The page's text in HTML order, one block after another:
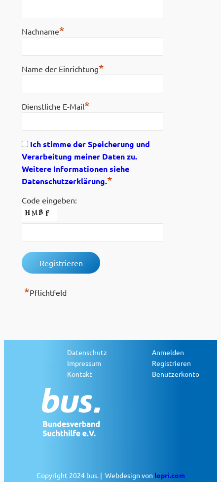
Nachname*
Name der Einrichtung*
Dienstliche E-Mail*
Ich stimme der Speicherung und
Verarbeitung meiner Daten zu.
Weitere Informationen siehe
Datenschutzerklärung.*
Code eingeben:
*Pflichtfeld
Datenschutz
Impressum
Kontakt
Anmelden
Registrieren
Benutzerkonto
Copyright 2024 bus. | Webdesign von lopri.com